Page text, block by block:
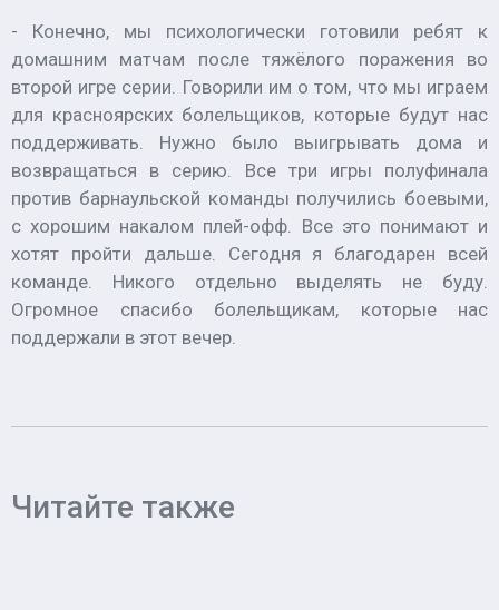
- Конечно, мы психологически готовили ребят к
домашним матчам после тяжёлого поражения во
второй игре серии. Говорили им о том, что мы играем
для красноярских болельщиков, которые будут нас
поддерживать. Нужно было выигрывать дома и
возвращаться в серию. Все три игры полуфинала
против барнаульской команды получились боевыми,
с хорошим накалом плей-офф. Все это понимают и
хотят пройти дальше. Сегодня я благодарен всей
команде. Никого отдельно выделять не буду.
Огромное спасибо болельщикам, которые нас
поддержали в этот вечер.
Читайте также